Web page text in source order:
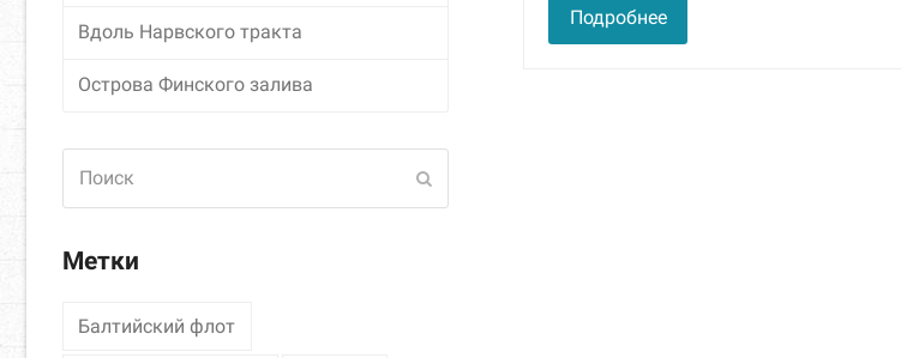
Подробнее
Вдоль Нарвского тракта
Острова Финского залива
Метки
Балтийский флот